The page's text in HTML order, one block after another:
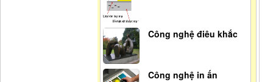
Công nghệ điêu khắc
Công nghệ in ấn